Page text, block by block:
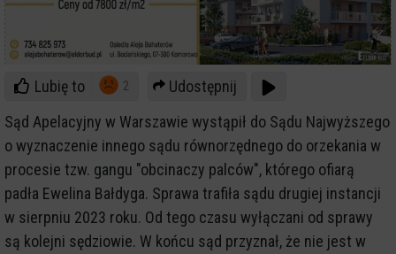
Lubię to 2
Udostępnij
Sąd Apelacyjny w Warszawie wystąpił do Sądu Najwyższego
o wyznaczenie innego sądu równorzędnego do orzekania w
procesie tzw. gangu "obcinaczy palców", którego ofiarą
padła Ewelina Bałdyga. Sprawa trafiła sądu drugiej instancji
w sierpniu 2023 roku. Od tego czasu wyłączani od sprawy
są kolejni sędziowie. W końcu sąd przyznał, że nie jest w